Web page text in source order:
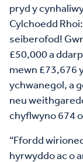
pryd y
Cylchoedd
seiberofod!
£50,000 a
mewn £73,676
ychwanegol, a
neu
chyflwyno 674
“Ffordd
hyrwyddo ac o